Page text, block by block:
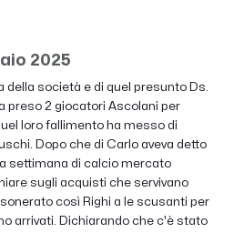
2025
della società e di quel presunto Ds.
preso 2 giocatori Ascolani per
loro fallimento ha messo di
Dopo che di Carlo aveva detto
settimana di calcio mercato
sugli acquisti che servivano
così Righi a le scusanti per
arrivati. Dichiarando che c'è stato